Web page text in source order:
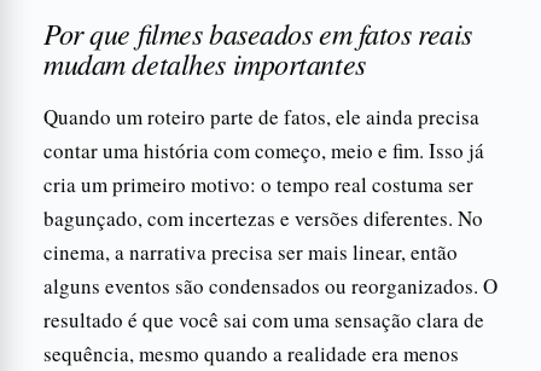
Por que filmes baseados em fatos reais
mudam detalhes importantes
Quando um roteiro parte de fatos, ele ainda precisa
contar uma história com começo, meio e fim. Isso já
cria um primeiro motivo: o tempo real costuma ser
bagunçado, com incertezas e versões diferentes. No
cinema, a narrativa precisa ser mais linear, então
alguns eventos são condensados ou reorganizados. O
resultado é que você sai com uma sensação clara de
sequência, mesmo quando a realidade era menos